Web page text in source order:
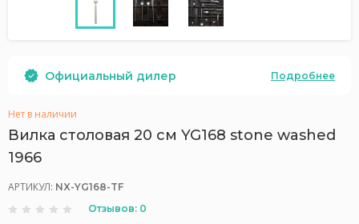
Официальный дилер Подробнее
Нет в наличии
Вилка столовая 20 см YG168 stone washed
1966
АРТИКУЛ: NX-YG168-TF
Отзывов: 0